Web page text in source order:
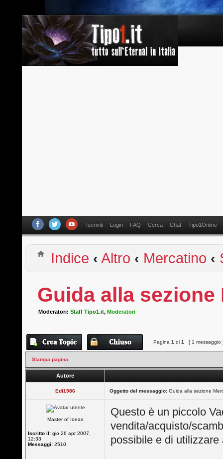
Iscriviti Login FAQ Cerca Chat Tipo1Online
Indice ‹ Altro ‹ Mercatino ‹
Guida alla sezione
Moderatori:Staff Tipo1.it,Moderatori
Pagina1 di1 [ 1 messaggio
Stampa pagina
Autore
Edi1986 Oggetto del messaggio: Guida alla sezione
Master of Ideas
Iscritto il: gio 26 apr 2007,
12:33
Messaggi: 2510
Questo è un piccolo
vendita/acquisto/
possibile e di